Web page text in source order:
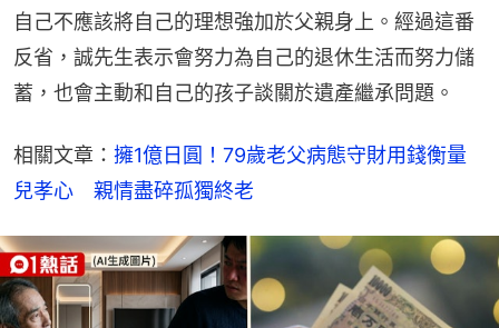
自己不應該將自己的理想強加於父親身上。經過這番
反省，誠先生表示會努力為自己的退休生活而努力儲
蓄，也會主動和自己的孩子談關於遺產繼承問題。
相關文章： 擁1億日圓！79歲老父病態守財用錢衡量
兒孝心　親情盡碎孤獨終老